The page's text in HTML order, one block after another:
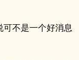
不是一个好消息